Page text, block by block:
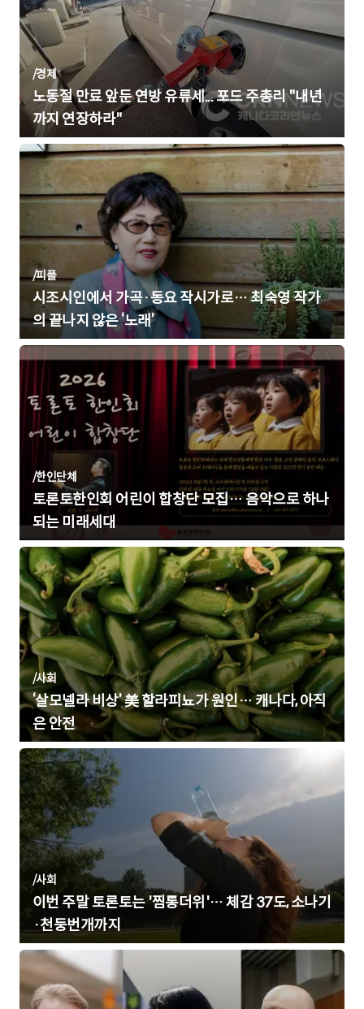
/경제
노동절 만료 앞둔 연방 유류세... 포드 주총리 "내년
까지 연장하라"
/피플
시조시인에서 가곡·동요 작시가로… 최숙영 작가
의 끝나지 않은 ‘노래’
/한인단체
토론토한인회 어린이 합창단 모집… 음악으로 하나
되는 미래세대
/사회
‘살모넬라 비상’ 美 할라피뇨가 원인… 캐나다, 아직
은 안전
/사회
이번 주말 토론토는 '찜통더위'… 체감 37도, 소나기
·천둥번개까지